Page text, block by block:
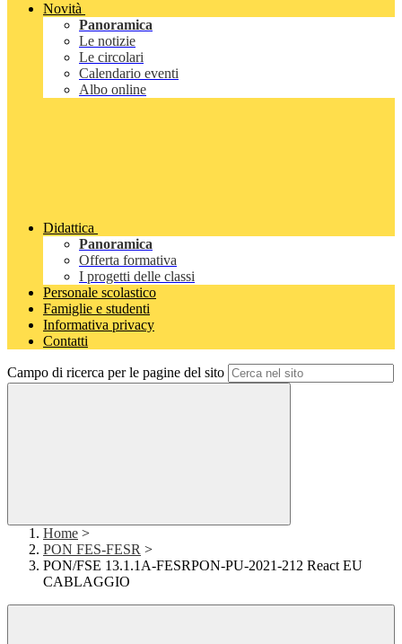
Novità
Panoramica
Le notizie
Le circolari
Calendario eventi
Albo online
Didattica
Panoramica
Offerta formativa
I progetti delle classi
Personale scolastico
Famiglie e studenti
Informativa privacy
Contatti
Campo di ricerca per le pagine del sito
Home >
PON FES-FESR >
PON/FSE 13.1.1A-FESRPON-PU-2021-212 React EU
CABLAGGIO